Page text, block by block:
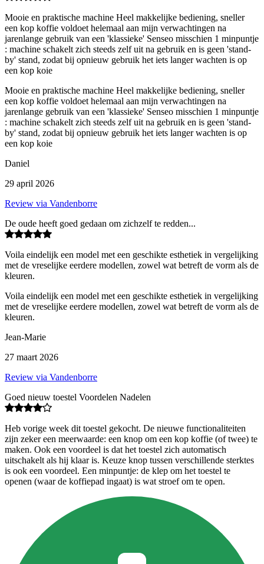
Mooie en praktische machine Heel makkelijke bediening, sneller
een kop koffie voldoet helemaal aan mijn verwachtingen na
jarenlange gebruik van een 'klassieke' Senseo misschien 1 minpuntje
: machine schakelt zich steeds zelf uit na gebruik en is geen 'stand-
by' stand, zodat bij opnieuw gebruik het iets langer wachten is op
een kop koie
Mooie en praktische machine Heel makkelijke bediening, sneller
een kop koffie voldoet helemaal aan mijn verwachtingen na
jarenlange gebruik van een 'klassieke' Senseo misschien 1 minpuntje
: machine schakelt zich steeds zelf uit na gebruik en is geen 'stand-
by' stand, zodat bij opnieuw gebruik het iets langer wachten is op
een kop koie
Daniel
29 april 2026
Review via Vandenborre
De oude heeft goed gedaan om zichzelf te redden...
Voila eindelijk een model met een geschikte esthetiek in vergelijking
met de vreselijke eerdere modellen, zowel wat betreft de vorm als de
kleuren.
Voila eindelijk een model met een geschikte esthetiek in vergelijking
met de vreselijke eerdere modellen, zowel wat betreft de vorm als de
kleuren.
Jean-Marie
27 maart 2026
Review via Vandenborre
Goed nieuw toestel Voordelen Nadelen
Heb vorige week dit toestel gekocht. De nieuwe functionaliteiten
zijn zeker een meerwaarde: een knop om een kop koffie (of twee) te
maken. Ook een voordeel is dat het toestel zich automatisch
uitschakelt als hij klaar is. Keuze knop tussen verschillende sterktes
is ook een voordeel. Een minpuntje: de klep om het toestel te
openen (waar de koffiepad ingaat) is wat stroef om te open.